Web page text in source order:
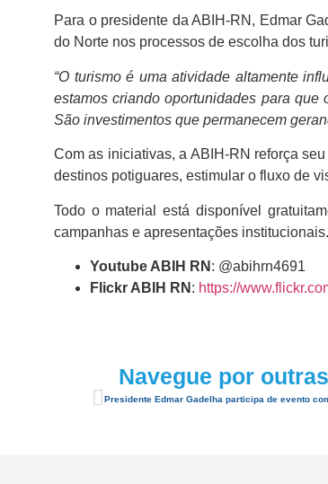
Para o presidente da ABIH-RN, Edmar
do Norte nos processos de escolha dos
“O turismo é uma atividade altamente
estamos criando oportunidades para que
São investimentos que permanecem
Com as iniciativas, a ABIH-RN reforça
destinos potiguares, estimular o fluxo de
Todo o material está disponível
campanhas e apresentações institucionais.
Youtube ABIH RN : @abihrn4691
Flickr ABIH RN : https://
Navegue por
Presidente Edmar Gadelha participa de evento